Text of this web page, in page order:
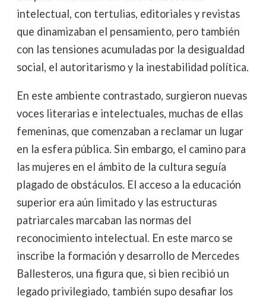
intelectual, con tertulias, editoriales y revistas
que dinamizaban el pensamiento, pero también
con las tensiones acumuladas por la desigualdad
social, el autoritarismo y la inestabilidad política.
En este ambiente contrastado, surgieron nuevas
voces literarias e intelectuales, muchas de ellas
femeninas, que comenzaban a reclamar un lugar
en la esfera pública. Sin embargo, el camino para
las mujeres en el ámbito de la cultura seguía
plagado de obstáculos. El acceso a la educación
superior era aún limitado y las estructuras
patriarcales marcaban las normas del
reconocimiento intelectual. En este marco se
inscribe la formación y desarrollo de Mercedes
Ballesteros, una figura que, si bien recibió un
legado privilegiado, también supo desafiar los